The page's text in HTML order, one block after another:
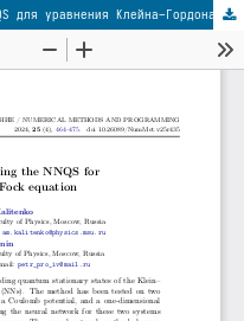
О возможности применения метода NNQS для уравнения Клейна–Гордона–Фока